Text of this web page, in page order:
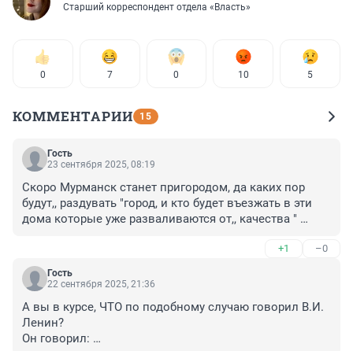
Старший корреспондент отдела «Власть»
0 7 0 10 5
КОММЕНТАРИИ 15
Гость
23 сентября 2025, 08:19
Скоро Мурманск станет пригородом, да каких пор
будут,, раздувать "город, и кто будет въезжать в эти
дома которые уже разваливаются от,, качества "
+1 –0
Гость
22 сентября 2025, 21:36
А вы в курсе, ЧТО по подобному случаю говорил В.И.
Ленин?
Он говорил: